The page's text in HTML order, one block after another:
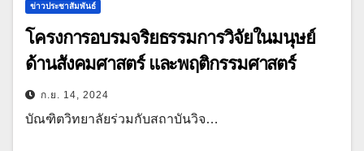
ข่าวประชาสัมพันธ์
โครงการอบรมจริยธรรมการวิจัยในมนุษย์
ด้านสังคมศาสตร์ และพฤติกรรมศาสตร์
ก.ย. 14, 2024
บัณฑิตวิทยาลัยร่วมกับสถาบันวิจ…